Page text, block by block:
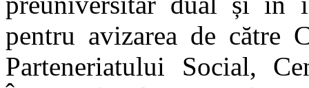
pentru avizarea de către
Parteneriatului Social,